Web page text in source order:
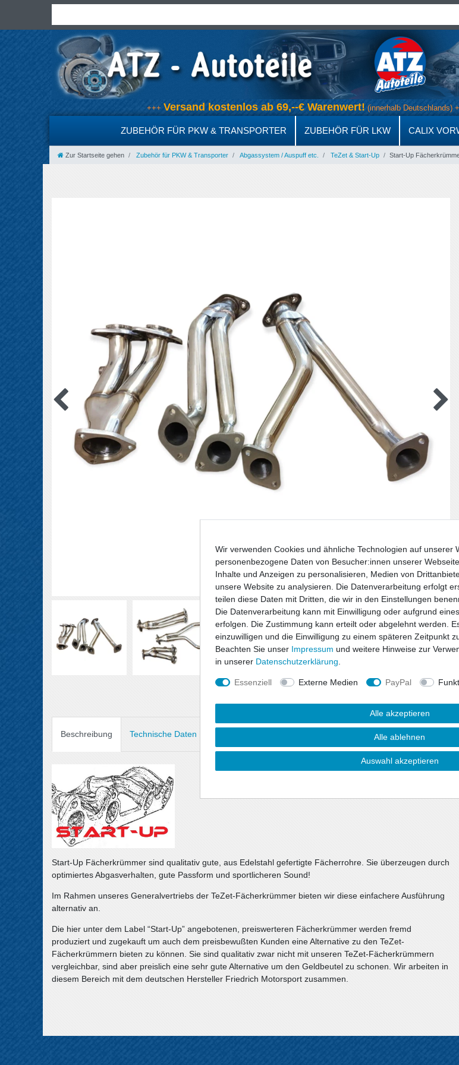
+++Versand kostenlos ab 69,--€ Warenwert!(innerhalb
ZUBEHÖR FÜR PKW & TRANSPORTER ZUBEHÖR FÜR LKW CALIX
Zur Startseite gehen Zubehör für PKW & Transporter Abgassystem / Auspuff etc. TeZet & Start-Up Start-Up
Beschreibung Technische Daten
Start-Up Fächerkrümmer sind qualitativ gute, aus Edelstahl gefertigte Fächerrohre. Sie überzeugen durch
optimiertes Abgasverhalten, gute Passform und sportlicheren Sound!
Im Rahmen unseres Generalvertriebs der TeZet-Fächerkrümmer bieten wir diese einfachere Ausführung
alternativ an.
Die hier unter dem Label “Start-Up” angebotenen, preiswerteren Fächerkrümmer werden fremd
produziert und zugekauft um auch dem preisbewußten Kunden eine Alternative zu den TeZet-
Fächerkrümmern bieten zu können. Sie sind qualitativ zwar nicht mit unseren TeZet-Fächerkrümmern
vergleichbar, sind aber preislich eine sehr gute Alternative um den Geldbeutel zu schonen. Wir arbeiten in
diesem Bereich mit dem deutschen Hersteller Friedrich Motorsport zusammen.
Wir verwenden Cookies und ähnliche Technologien auf unserer
personenbezogene Daten von Besucher:innen unserer
Inhalte und Anzeigen zu personalisieren, Medien von
unsere Website zu analysieren. Die Datenverarbeitung erfolgt
teilen diese Daten mit Dritten, die wir in den Einstellungen
Die Datenverarbeitung kann mit Einwilligung oder aufgrund
erfolgen. Die Zustimmung kann erteilt oder abgelehnt werden.
einzuwilligen und die Einwilligung zu einem späteren Zeitpunkt
Beachten Sie unser Impressum und weitere Hinweise zur
in unserer Daten­schutz­erklärung
Essenziell Externe Medien PayPal
Alle akzeptieren
Alle ablehnen
Auswahl akzeptieren